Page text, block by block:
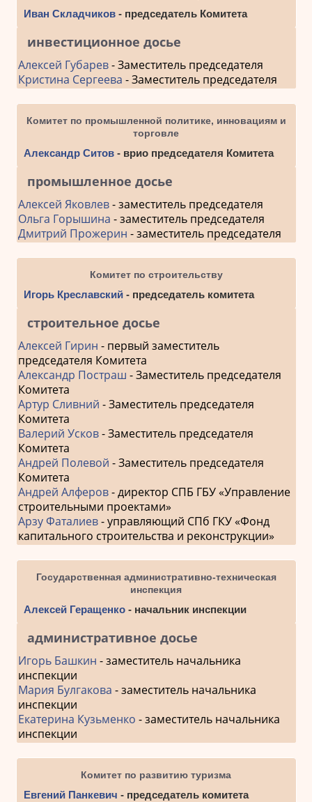
Иван Складчиков- председатель Комитета
инвестиционное досье
Алексей Губарев- Заместитель председателя
Кристина Сергеева - Заместитель председателя
Комитет по промышленной политике, инновациям и
торговле
Александр Ситов- врио председателя Комитета
промышленное досье
Алексей Яковлев- заместитель председателя
Ольга Горышина - заместитель председателя
Дмитрий Прожерин - заместитель председателя
Комитет по строительству
Игорь Креславский - председатель комитета
строительное досье
Алексей Гирин - первый заместитель
председателя Комитета
Александр Постраш - Заместитель председателя
Комитета
Артур Сливний - Заместитель председателя
Комитета
Валерий Усков- Заместитель председателя
Комитета
Андрей Полевой - Заместитель председателя
Комитета
Андрей Алферов- директор СПБ ГБУ «Управление
строительными проектами»
Арзу Фаталиев- управляющий СПб ГКУ «Фонд
капитального строительства и реконструкции»
Государственная административно-техническая
инспекция
Алексей Геращенко- начальник инспекции
административное досье
Игорь Башкин - заместитель начальника
инспекции
Мария Булгакова - заместитель начальника
инспекции
Екатерина Кузьменко - заместитель начальника
инспекции
Комитет по развитию туризма
Евгений Панкевич - председатель комитета